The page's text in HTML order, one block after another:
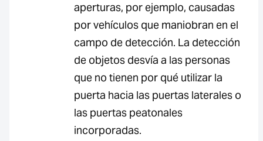
aperturas, por ejemplo, causadas
por vehículos que maniobran en el
campo de detección. La detección
de objetos desvía a las personas
que no tienen por qué utilizar la
puerta hacia las puertas laterales o
las puertas peatonales
incorporadas.